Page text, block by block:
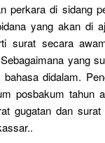
perkara di sidang
yang akan di
surat secara
yang
didalam.
posbakum tahun
gugatan dan